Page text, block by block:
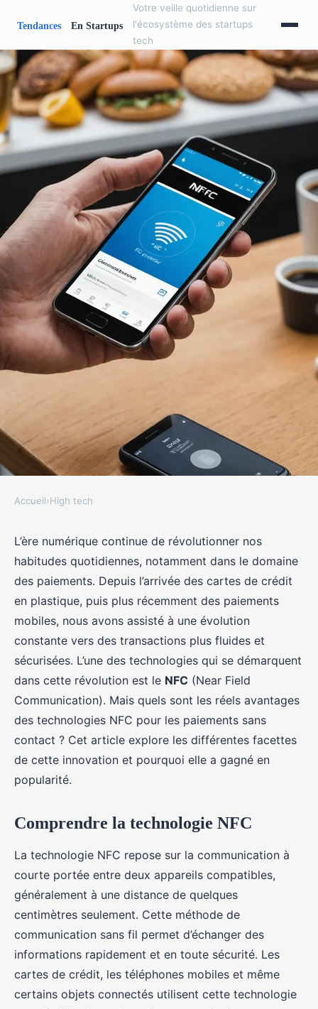
Votre veille quotidienne sur
l'écosystème des startups
tech
HIGH TECH
Quels sont les avantages des
technologies NFC pour les
paiements sans contact?
Margot•17 septembre 2024•5 min de lecture
Accueil›High tech
L’ère numérique continue de révolutionner nos
habitudes quotidiennes, notamment dans le domaine
des paiements. Depuis l’arrivée des cartes de crédit
en plastique, puis plus récemment des paiements
mobiles, nous avons assisté à une évolution
constante vers des transactions plus fluides et
sécurisées. L’une des technologies qui se démarquent
dans cette révolution est le NFC (Near Field
Communication). Mais quels sont les réels avantages
des technologies NFC pour les paiements sans
contact ? Cet article explore les différentes facettes
de cette innovation et pourquoi elle a gagné en
popularité.
Comprendre la technologie NFC
La technologie NFC repose sur la communication à
courte portée entre deux appareils compatibles,
généralement à une distance de quelques
centimètres seulement. Cette méthode de
communication sans fil permet d’échanger des
informations rapidement et en toute sécurité. Les
cartes de crédit, les téléphones mobiles et même
certains objets connectés utilisent cette technologie